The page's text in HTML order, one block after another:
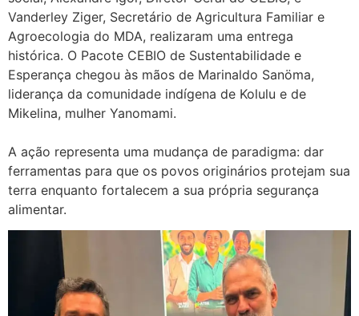
Vanderley Ziger, Secretário de Agricultura Familiar e
Agroecologia do MDA, realizaram uma entrega
histórica. O Pacote CEBIO de Sustentabilidade e
Esperança chegou às mãos de Marinaldo Sanöma,
liderança da comunidade indígena de Kolulu e de
Mikelina, mulher Yanomami.
A ação representa uma mudança de paradigma: dar
ferramentas para que os povos originários protejam sua
terra enquanto fortalecem a sua própria segurança
alimentar.